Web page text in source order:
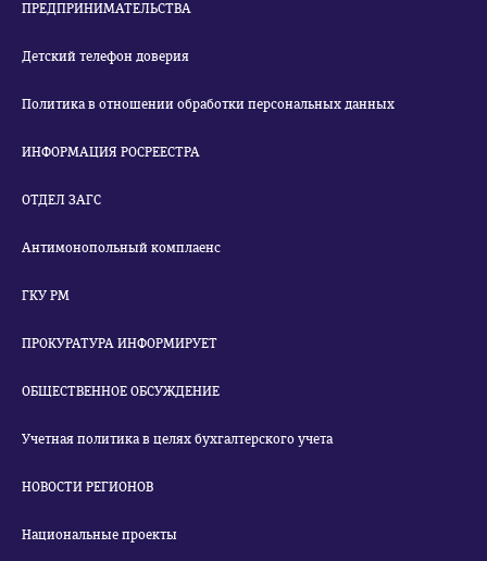
ПРЕДПРИНИМАТЕЛЬСТВА
Детский телефон доверия
Политика в отношении обработки персональных данных
ИНФОРМАЦИЯ РОСРЕЕСТРА
ОТДЕЛ ЗАГС
Антимонопольный комплаенс
ГКУ РМ
ПРОКУРАТУРА ИНФОРМИРУЕТ
ОБЩЕСТВЕННОЕ ОБСУЖДЕНИЕ
Учетная политика в целях бухгалтерского учета
НОВОСТИ РЕГИОНОВ
Национальные проекты